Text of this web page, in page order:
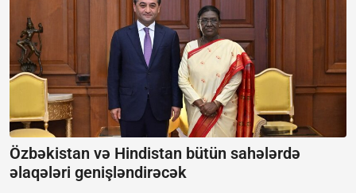
Özbəkistan və Hindistan bütün sahələrdə
əlaqələri genişləndirəcək